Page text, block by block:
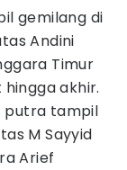
gemilang di
Andini
Timur
akhir.
putra tampil
M Sayyid
Arief